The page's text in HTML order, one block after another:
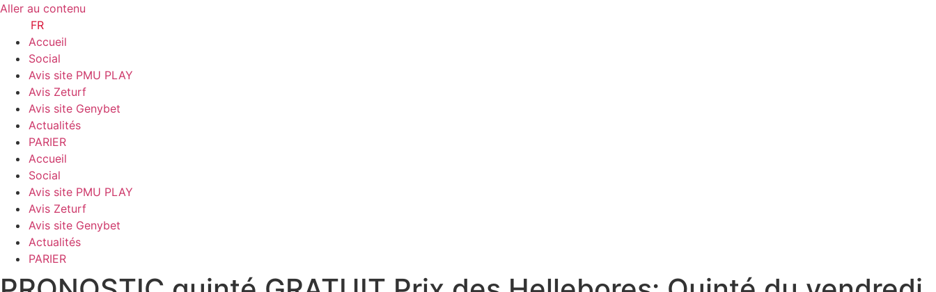
Aller au contenu
FR
Accueil
Social
Avis site PMU PLAY
Avis Zeturf
Avis site Genybet
Actualités
PARIER
Accueil
Social
Avis site PMU PLAY
Avis Zeturf
Avis site Genybet
Actualités
PARIER